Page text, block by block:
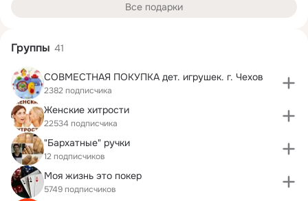
Все подарки
Группы 41
СОВМЕСТНАЯ ПОКУПКА дет. игрушек. г. Чехов
2382 подписчика
Женские хитрости
22534 подписчика
"Бархатные" ручки
12 подписчиков
Моя жизнь это покер
5749 подписчиков